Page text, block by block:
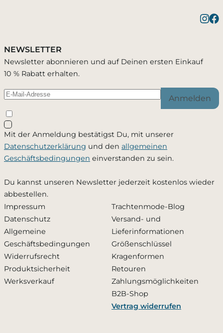
Warenkorb ansehen
Du wirst per E-Mail benachrichtigt, sobald der
Artikel wieder verfügbar ist.
Ja, ich möchte - jederzeit widerruflich - per Mail
informiert werden, sobald dieses Produkt wieder
verfügbar ist. Meine Mailadresse wird ausschließlich
weitergegeben. DieDatenschutzerklärunghabe ich
zur Kenntnis genommen.
Rabatt erhalten
NEWSLETTER
Newsletter abonnieren und auf Deinen ersten Einkauf
10 % Rabatt erhalten.
Anmelden
Mit der Anmeldung bestätigst Du, mit unserer
Datenschutzerklärung und den allgemeinen
Geschäftsbedingungen einverstanden zu sein.
Du kannst unseren Newsletter jederzeit kostenlos wieder
abbestellen.
Impressum
Datenschutz
Allgemeine
Geschäftsbedingungen
Widerrufsrecht
Produktsicherheit
Werksverkauf
Trachtenmode-Blog
Versand- und
Lieferinformationen
Größenschlüssel
Kragenformen
Retouren
Zahlungsmöglichkeiten
B2B-Shop
Vertrag widerrufen